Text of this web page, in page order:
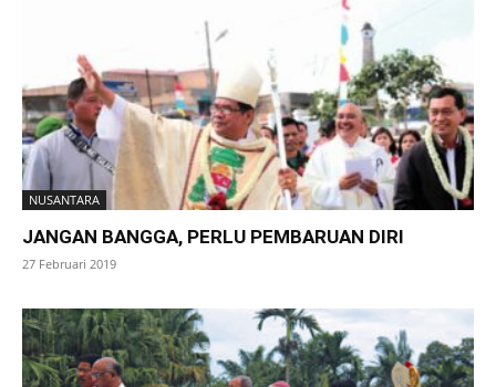
NUSANTARA
JANGAN BANGGA, PERLU PEMBARUAN DIRI
27 Februari 2019